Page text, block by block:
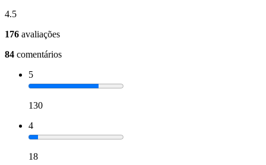
4.5
176 avaliações
84 comentários
5
130
4
18